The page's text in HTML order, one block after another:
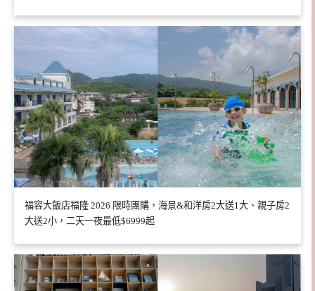
福容大飯店福隆 2026 限時團購，海景&和洋房2大送1大、親子房2
大送2小，二天一夜最低$6999起